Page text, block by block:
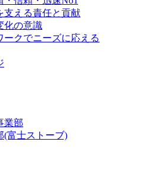
支える責任と貢献
化の意識
ークでニーズに応える
業部
(富士ストーブ)